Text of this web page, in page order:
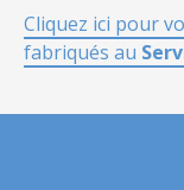
Cliquez ici pour
fabriqués au